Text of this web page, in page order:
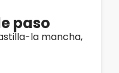
paso
la mancha,